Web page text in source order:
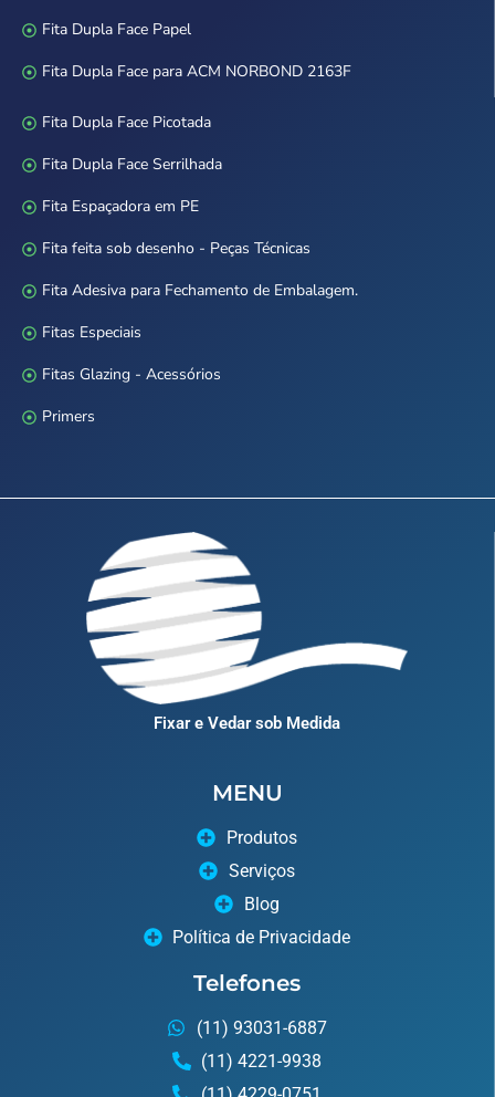
Fita Dupla Face Papel
Fita Dupla Face para ACM NORBOND 2163F
Fita Dupla Face Picotada
Fita Dupla Face Serrilhada
Fita Espaçadora em PE
Fita feita sob desenho - Peças Técnicas
Fita Adesiva para Fechamento de Embalagem.
Fitas Especiais
Fitas Glazing - Acessórios
Primers
Fixar e Vedar sob Medida
MENU
Produtos
Serviços
Blog
Política de Privacidade
Telefones
(11) 93031-6887
(11) 4221-9938